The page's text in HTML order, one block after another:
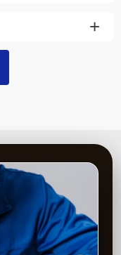
+